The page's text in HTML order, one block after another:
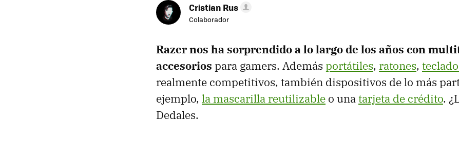
Cristian Rus
Colaborador
Razer nos ha sorprendido a lo largo de los años con
accesorios para gamers. Además portátiles, ratones,
realmente competitivos, también dispositivos de lo más
ejemplo, la mascarilla reutilizable o unatarjeta de crédito.
Dedales.